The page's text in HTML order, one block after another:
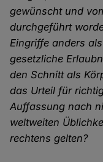
gewünscht und
durchgeführt
Eingriffe anders
gesetzliche
den Schnitt als
das Urteil für
Auffassung nach
weltweiten
rechtens gelten?